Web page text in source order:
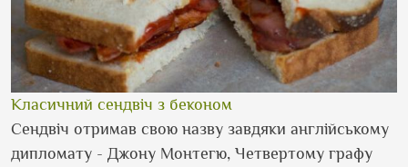
Класичний сендвіч з беконом
Сендвіч отримав свою назву завдяки англійському
дипломату - Джону Монтегю, Четвертому графу